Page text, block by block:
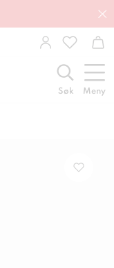
Søk Meny